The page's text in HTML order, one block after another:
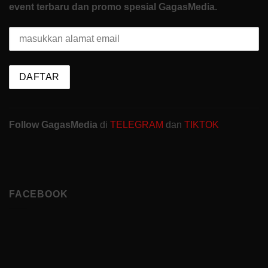
event terbaru dan promo spesial GagasMedia.
Follow GagasMedia di TELEGRAM dan TIKTOK
FACEBOOK